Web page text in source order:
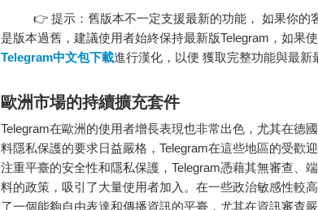
👉 提示：舊版本不一定支援最新的功能， 如果你的
是版本過舊，建議使用者始終保持最新版Telegram，如果
Telegram中文包下載進行漢化，以便 獲取完整功能與最新
歐洲市場的持續擴充套件
Telegram在歐洲的使用者增長表現也非常出色，尤其在德
料隱私保護的要求日益嚴格，Telegram在這些地區的受歡
注重平臺的安全性和隱私保護，Telegram憑藉其無審查、
料的政策，吸引了大量使用者加入。在一些政治敏感性較
了一個能夠自由表達和傳播資訊的平臺，尤其在資訊審查